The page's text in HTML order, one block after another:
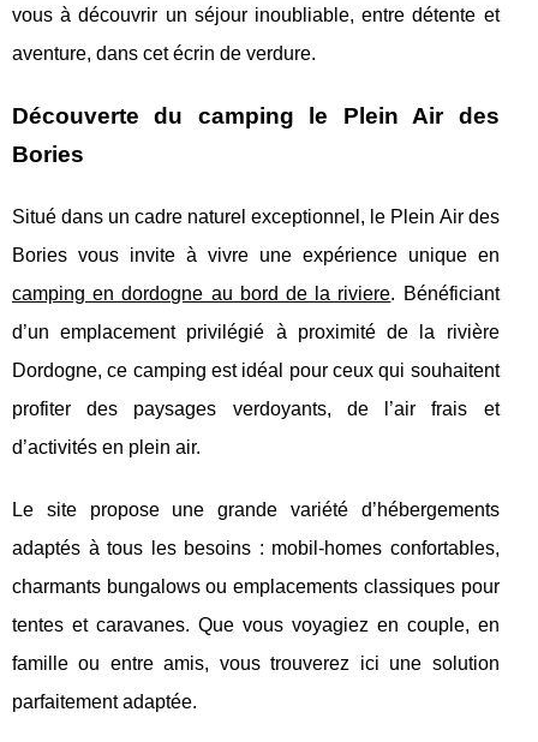
vous à découvrir un séjour inoubliable, entre détente et
aventure, dans cet écrin de verdure.
Découverte du camping le Plein Air des
Bories
Situé dans un cadre naturel exceptionnel, le Plein Air des
Bories vous invite à vivre une expérience unique en
camping en dordogne au bord de la riviere. Bénéficiant
d’un emplacement privilégié à proximité de la rivière
Dordogne, ce camping est idéal pour ceux qui souhaitent
profiter des paysages verdoyants, de l’air frais et
d’activités en plein air.
Le site propose une grande variété d’hébergements
adaptés à tous les besoins : mobil-homes confortables,
charmants bungalows ou emplacements classiques pour
tentes et caravanes. Que vous voyagiez en couple, en
famille ou entre amis, vous trouverez ici une solution
parfaitement adaptée.